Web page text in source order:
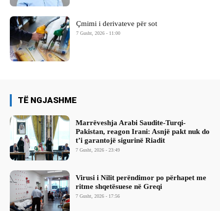
Çmimi i derivateve për sot
7 Gusht, 2026 - 11:00
TË NGJASHME
Marrëveshja Arabi Saudite-Turqi-
Pakistan, reagon Irani: Asnjë pakt nuk do
t’i garantojë sigurinë Riadit
7 Gusht, 2026 - 23:49
Virusi i Nilit perëndimor po përhapet me
ritme shqetësuese në Greqi
7 Gusht, 2026 - 17:56